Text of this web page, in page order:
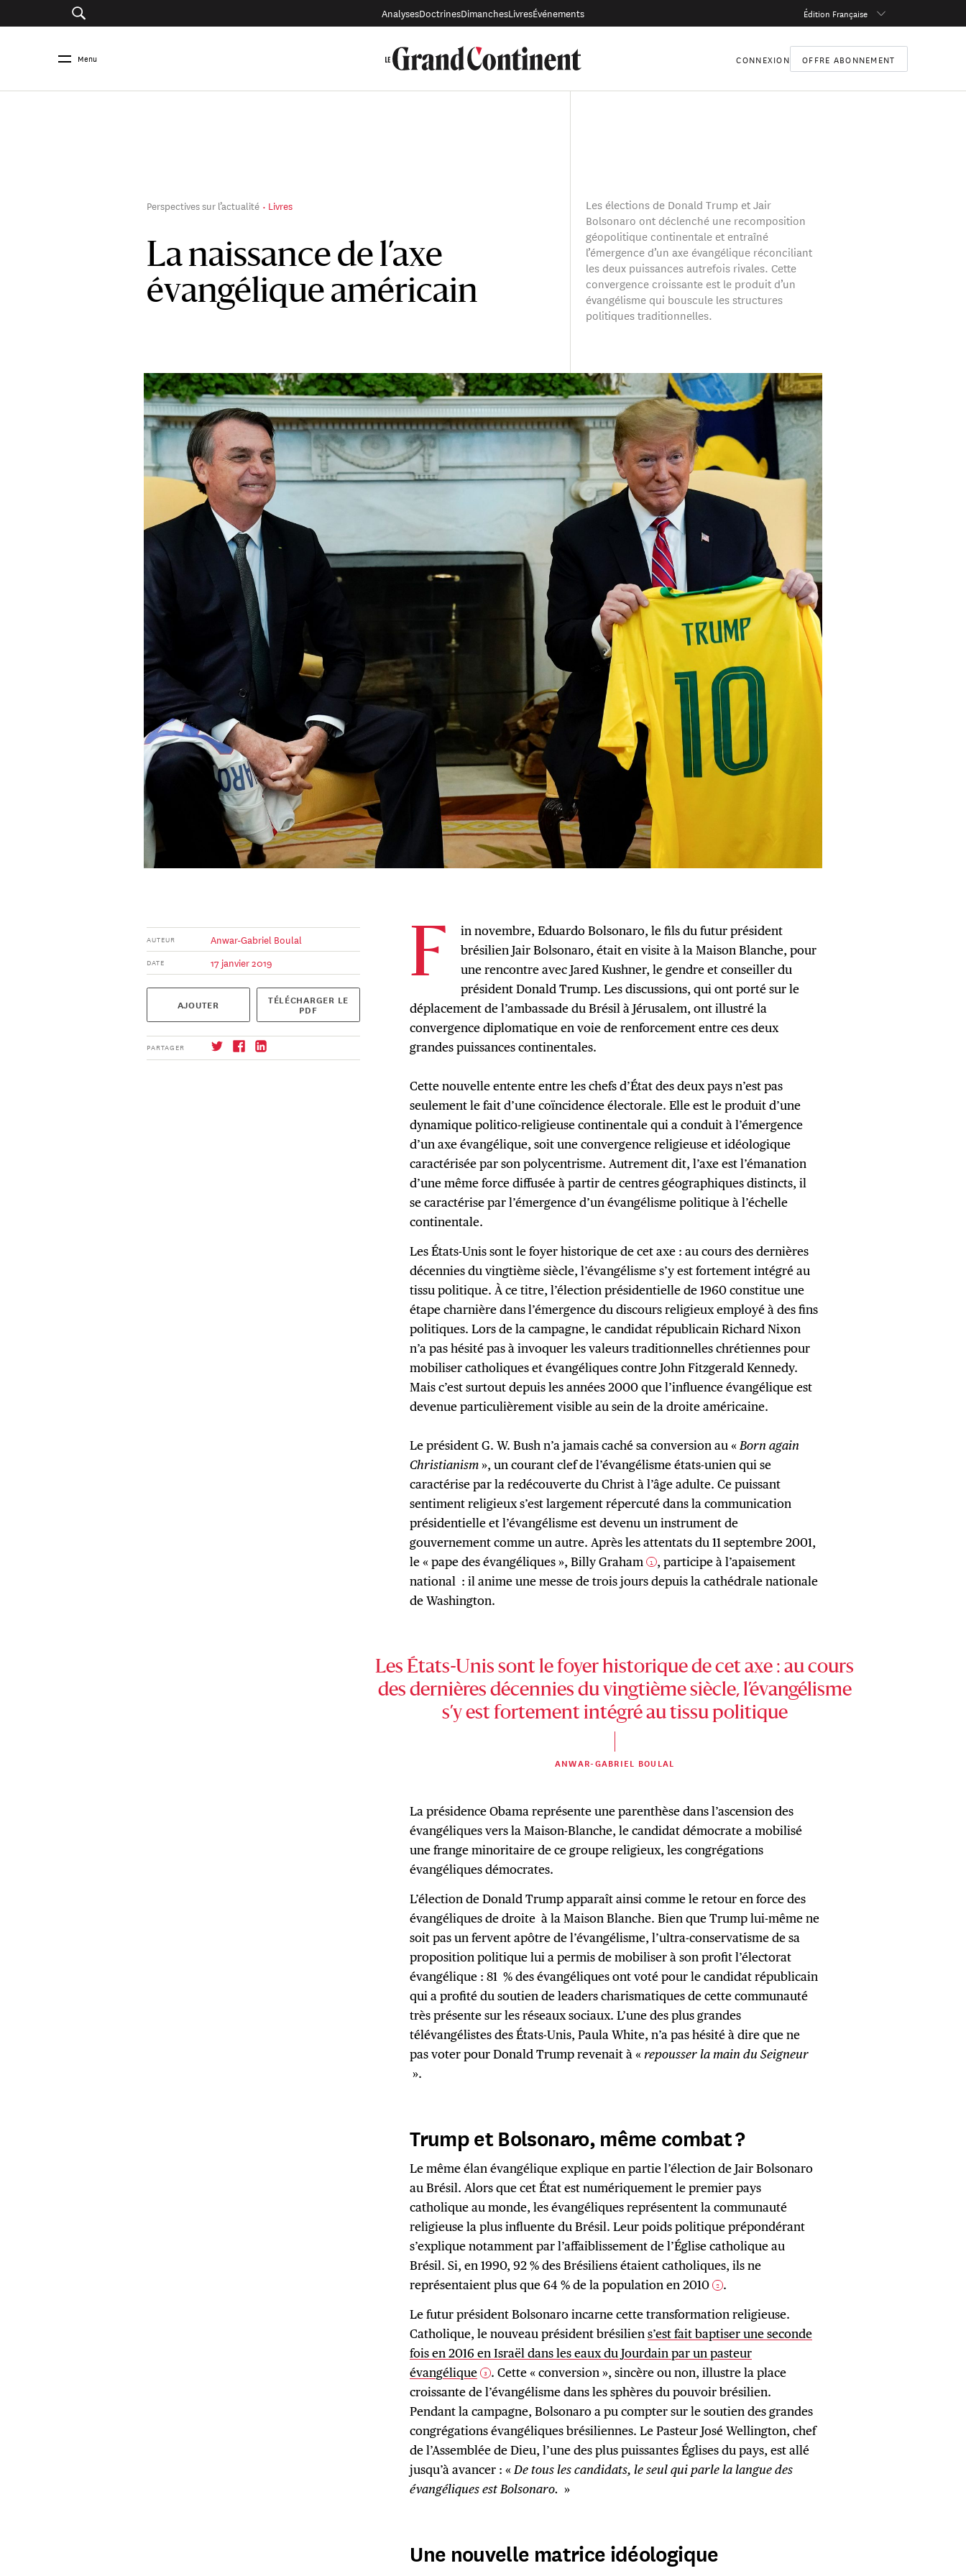
AnalysesDoctrinesDimanchesLivresÉvénements Édition Française
Menu CONNEXION OFFRE ABONNEMENT
La naissance de l’axe
évangélique américain
Perspectives sur l’actualité Livres
Les élections de Donald Trump et Jair
Bolsonaro ont déclenché une recomposition
géopolitique continentale et entraîné
l’émergence d’un axe évangélique réconciliant
les deux puissances autrefois rivales. Cette
convergence croissante est le produit d’un
évangélisme qui bouscule les structures
politiques traditionnelles.
AUTEUR Anwar-Gabriel Boulal
DATE 17 janvier 2019
AJOUTER TÉLÉCHARGER LE
PDF
PARTAGER
F
in novembre, Eduardo Bolsonaro, le fils du futur président
brésilien Jair Bolsonaro, était en visite à la Maison Blanche, pour
une rencontre avec Jared Kushner, le gendre et conseiller du
président Donald Trump. Les discussions, qui ont porté sur le
déplacement de l’ambassade du Brésil à Jérusalem, ont illustré la
convergence diplomatique en voie de renforcement entre ces deux
grandes puissances continentales.
Cette nouvelle entente entre les chefs d’État des deux pays n’est pas
seulement le fait d’une coïncidence électorale. Elle est le produit d’une
dynamique politico-religieuse continentale qui a conduit à l’émergence
d’un axe évangélique, soit une convergence religieuse et idéologique
caractérisée par son polycentrisme. Autrement dit, l’axe est l’émanation
d’une même force diffusée à partir de centres géographiques distincts, il
se caractérise par l’émergence d’un évangélisme politique à l’échelle
continentale.
Les États-Unis sont le foyer historique de cet axe : au cours des dernières
décennies du vingtième siècle, l’évangélisme s’y est fortement intégré au
tissu politique. À ce titre, l’élection présidentielle de 1960 constitue une
étape charnière dans l’émergence du discours religieux employé à des fins
politiques. Lors de la campagne, le candidat républicain Richard Nixon
n’a pas hésité pas à invoquer les valeurs traditionnelles chrétiennes pour
mobiliser catholiques et évangéliques contre John Fitzgerald Kennedy.
Mais c’est surtout depuis les années 2000 que l’influence évangélique est
devenue particulièrement visible au sein de la droite américaine.
Le président G. W. Bush n’a jamais caché sa conversion au « Born again
Christianism», un courant clef de l’évangélisme états-unien qui se
caractérise par la redécouverte du Christ à l’âge adulte. Ce puissant
sentiment religieux s’est largement répercuté dans la communication
présidentielle et l’évangélisme est devenu un instrument de
gouvernement comme un autre. Après les attentats du 11 septembre 2001,
le « pape des évangéliques », Billy Graham 1 , participe à l’apaisement
national : il anime une messe de trois jours depuis la cathédrale nationale
de Washington.
Les États-Unis sont le foyer historique de cet axe : au cours
des dernières décennies du vingtième siècle, l’évangélisme
s’y est fortement intégré au tissu politique
ANWAR-GABRIEL BOULAL
La présidence Obama représente une parenthèse dans l’ascension des
évangéliques vers la Maison-Blanche, le candidat démocrate a mobilisé
une frange minoritaire de ce groupe religieux, les congrégations
évangéliques démocrates.
L’élection de Donald Trump apparaît ainsi comme le retour en force des
évangéliques de droite à la Maison Blanche. Bien que Trump lui-même ne
soit pas un fervent apôtre de l’évangélisme, l’ultra-conservatisme de sa
proposition politique lui a permis de mobiliser à son profit l’électorat
évangélique : 81 % des évangéliques ont voté pour le candidat républicain
qui a profité du soutien de leaders charismatiques de cette communauté
très présente sur les réseaux sociaux. L’une des plus grandes
télévangélistes des États-Unis, Paula White, n’a pas hésité à dire que ne
pas voter pour Donald Trump revenait à « repousser la main du Seigneur
».
Trump et Bolsonaro, même combat ?
Le même élan évangélique explique en partie l’élection de Jair Bolsonaro
au Brésil. Alors que cet État est numériquement le premier pays
catholique au monde, les évangéliques représentent la communauté
religieuse la plus influente du Brésil. Leur poids politique prépondérant
s’explique notamment par l’affaiblissement de l’Église catholique au
Brésil. Si, en 1990, 92 % des Brésiliens étaient catholiques, ils ne
représentaient plus que 64 % de la population en 2010 2 .
Le futur président Bolsonaro incarne cette transformation religieuse.
Catholique, le nouveau président brésiliens’est fait baptiser une seconde
fois en 2016 en Israël dans les eaux du Jourdain par un pasteur
évangélique
3 . Cette « conversion », sincère ou non, illustre la place
croissante de l’évangélisme dans les sphères du pouvoir brésilien.
Pendant la campagne, Bolsonaro a pu compter sur le soutien des grandes
congrégations évangéliques brésiliennes. Le Pasteur José Wellington, chef
de l’Assemblée de Dieu, l’une des plus puissantes Églises du pays, est allé
jusqu’à avancer : « De tous les candidats, le seul qui parle la langue des
évangéliques est Bolsonaro. »
Une nouvelle matrice idéologique